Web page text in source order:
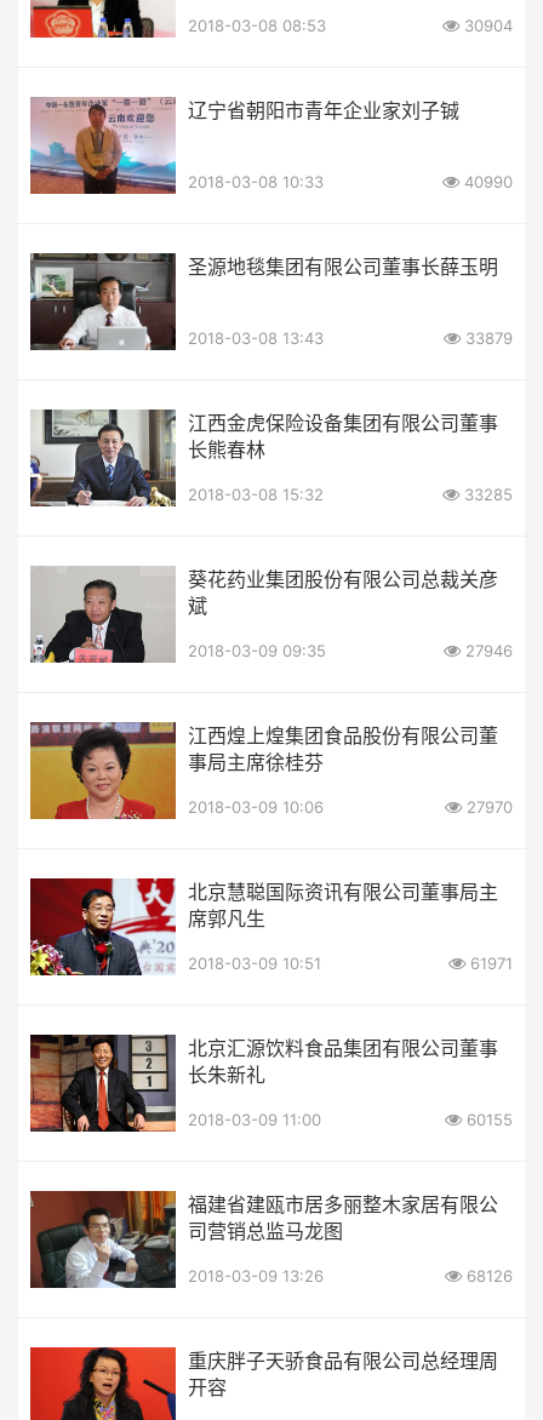
2018-03-08 08:53 30904
辽宁省朝阳市青年企业家刘子铖
2018-03-08 10:33 40990
圣源地毯集团有限公司董事长薛玉明
2018-03-08 13:43 33879
江西金虎保险设备集团有限公司董事
长熊春林
2018-03-08 15:32 33285
葵花药业集团股份有限公司总裁关彦
斌
2018-03-09 09:35 27946
江西煌上煌集团食品股份有限公司董
事局主席徐桂芬
2018-03-09 10:06 27970
北京慧聪国际资讯有限公司董事局主
席郭凡生
2018-03-09 10:51 61971
北京汇源饮料食品集团有限公司董事
长朱新礼
2018-03-09 11:00 60155
福建省建瓯市居多丽整木家居有限公
司营销总监马龙图
2018-03-09 13:26 68126
重庆胖子天骄食品有限公司总经理周
开容